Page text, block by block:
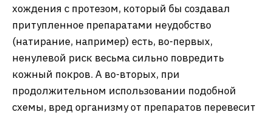
хождения с протезом, который бы создавал
притупленное препаратами неудобство
(натирание, например) есть, во-первых,
ненулевой риск весьма сильно повредить
кожный покров. А во-вторых, при
продолжительном использовании подобной
схемы, вред организму от препаратов перевесит